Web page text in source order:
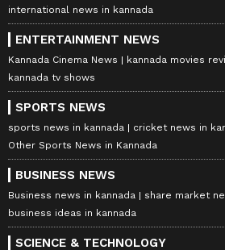
international news in kannada
ENTERTAINMENT NEWS
Kannada Cinema News kannada movies
kannada tv shows
SPORTS NEWS
sports news in kannada
cricket news in
Other Sports News in Kannada
BUSINESS NEWS
Business news in kannada
share market
business ideas in kannada
SCIENCE & TECHNOLOGY